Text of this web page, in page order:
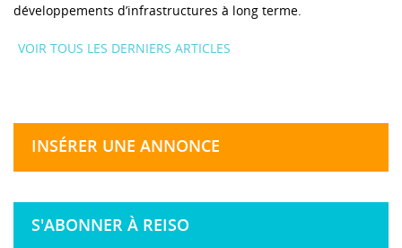
développements d’infrastructures à long terme.
VOIR TOUS LES DERNIERS ARTICLES
INSÉRER UNE ANNONCE
S'ABONNER À REISO